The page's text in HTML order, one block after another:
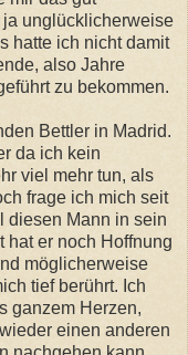
unglücklicherweise
hatte ich nicht damit
also Jahre
zu bekommen.
Bettler in Madrid.
da ich kein
viel mehr tun, als
frage ich mich seit
diesen Mann in sein
hat er noch Hoffnung
möglicherweise
tief berührt. Ich
ganzem Herzen,
einen anderen